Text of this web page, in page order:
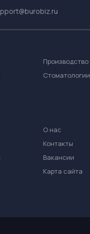
Производство
Стоматологии
О нас
Контакты
Вакансии
Карта сайта